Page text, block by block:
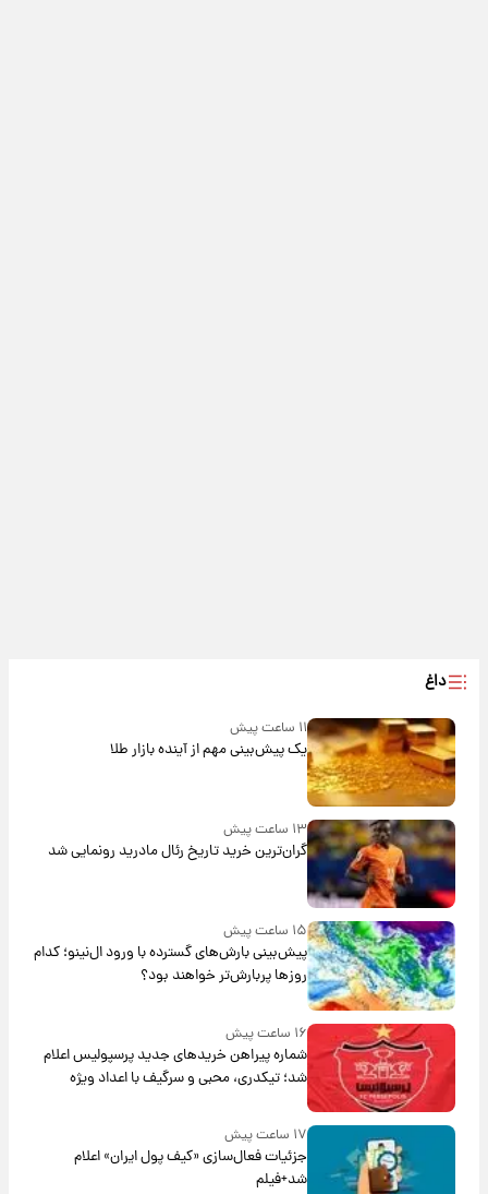
داغ
۱۱ ساعت پیش
یک پیش‌بینی مهم از آینده بازار طلا
۱۳ ساعت پیش
گران‌ترین خرید تاریخ رئال مادرید رونمایی شد
۱۵ ساعت پیش
پیش‌بینی بارش‌های گسترده با ورود ال‌نینو؛ کدام
روزها پربارش‌تر خواهند بود؟
۱۶ ساعت پیش
شماره پیراهن خریدهای جدید پرسپولیس اعلام
شد؛ تیکدری، محبی و سرگیف با اعداد ویژه
۱۷ ساعت پیش
جزئیات فعال‌سازی «کیف پول ایران» اعلام
شد+فیلم